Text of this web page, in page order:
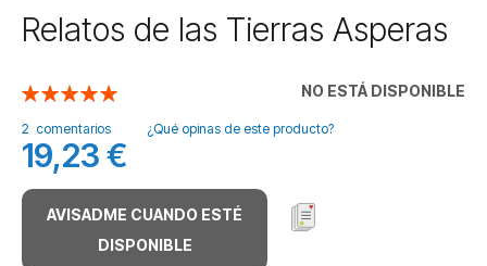
Saltar
al
de
la
galería
de
imágenes
Relatos de las Tierras Asperas
NO ESTÁ DISPONIBLE
Valoración:
2 comentarios ¿Qué opinas de este producto?
19,23 €
AVISADME CUANDO ESTÉ
DISPONIBLE